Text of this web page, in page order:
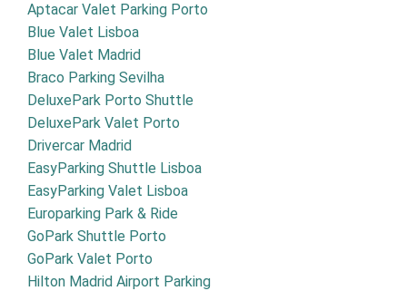
Aptacar Valet Parking Porto
Blue Valet Lisboa
Blue Valet Madrid
Braco Parking Sevilha
DeluxePark Porto Shuttle
DeluxePark Valet Porto
Drivercar Madrid
EasyParking Shuttle Lisboa
EasyParking Valet Lisboa
Europarking Park & Ride
GoPark Shuttle Porto
GoPark Valet Porto
Hilton Madrid Airport Parking